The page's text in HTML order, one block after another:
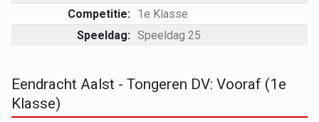
Competitie: 1e Klasse
Speeldag: Speeldag 25
Eendracht Aalst - Tongeren DV: Vooraf (1e
Klasse)